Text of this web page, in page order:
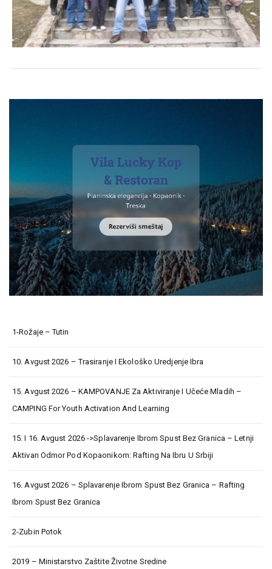
1-Rožaje – Tutin
10. Avgust 2026 – Trasiranje I Ekološko Uredjenje Ibra
15. Avgust 2026 – KAMPOVANJE Za Aktiviranje I Učeće Mladih –
CAMPING For Youth Activation And Learning
15. I 16. Avgust 2026 ->Splavarenje Ibrom Spust Bez Granica – Letnji
Aktivan Odmor Pod Kopaonikom: Rafting Na Ibru U Srbiji
16. Avgust 2026 – Splavarenje Ibrom Spust Bez Granica – Rafting
Ibrom Spust Bez Granica
2-Zubin Potok
2019 – Ministarstvo Zaštite Životne Sredine